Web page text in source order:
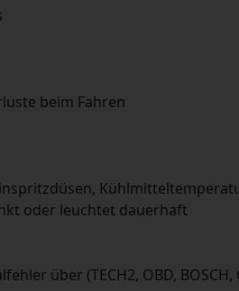
beim Fahren
oder leuchtet dauerhaft
über (TECH2, OBD, BOSCH,